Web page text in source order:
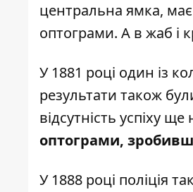
центральна ямка,
оптограми. А в жаб і
У 1881 році один із
результати також
відсутність успіху
оптограми,
У 1888 році поліція